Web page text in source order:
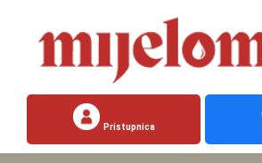
Pristupnica